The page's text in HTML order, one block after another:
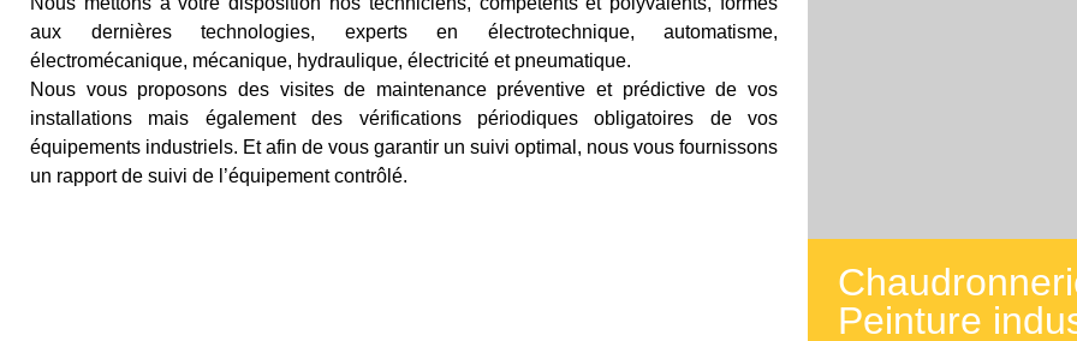
aux dernières technologies, experts en électrotechnique, automatisme,
électromécanique, mécanique, hydraulique, électricité et pneumatique.
Nous vous proposons des visites de maintenance préventive et prédictive de vos
installations mais également des vérifications périodiques obligatoires de vos
équipements industriels. Et afin de vous garantir un suivi optimal, nous vous fournissons
un rapport de suivi de l’équipement contrôlé.
Peinture